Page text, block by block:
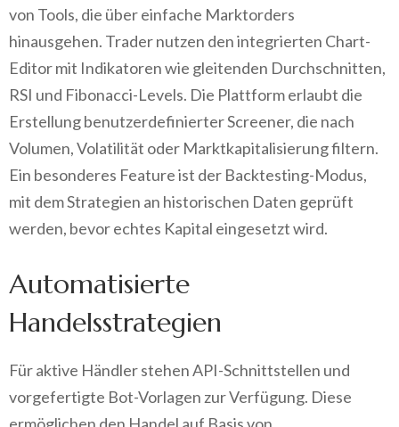
von Tools, die über einfache Marktorders
hinausgehen. Trader nutzen den integrierten Chart-
Editor mit Indikatoren wie gleitenden Durchschnitten,
RSI und Fibonacci-Levels. Die Plattform erlaubt die
Erstellung benutzerdefinierter Screener, die nach
Volumen, Volatilität oder Marktkapitalisierung filtern.
Ein besonderes Feature ist der Backtesting-Modus,
mit dem Strategien an historischen Daten geprüft
werden, bevor echtes Kapital eingesetzt wird.
Automatisierte
Handelsstrategien
Für aktive Händler stehen API-Schnittstellen und
vorgefertigte Bot-Vorlagen zur Verfügung. Diese